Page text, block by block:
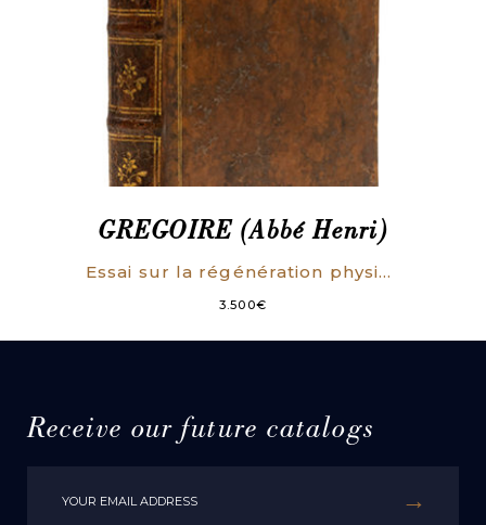
GREGOIRE (Abbé Henri)
Essai sur la régénération physique, morale et politique des Juifs; Ouvrage couronné par la Société Royale des Sciences et des Arts de Metz, le 23 Août 1788.
3.500€
Receive our future catalogs